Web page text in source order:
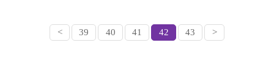
< 39 40 41 42 43 >